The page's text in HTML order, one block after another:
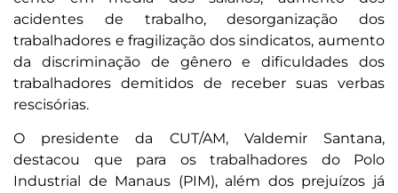
acidentes de trabalho, desorganização dos
trabalhadores e fragilização dos sindicatos, aumento
da discriminação de gênero e dificuldades dos
trabalhadores demitidos de receber suas verbas
rescisórias.
O presidente da CUT/AM, Valdemir Santana,
destacou que para os trabalhadores do Polo
Industrial de Manaus (PIM), além dos prejuízos já